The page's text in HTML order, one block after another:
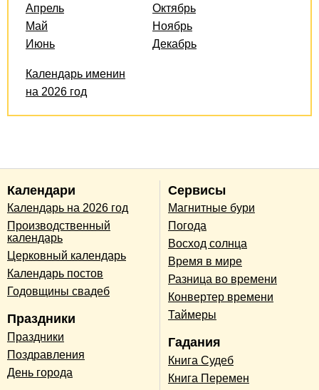
Апрель
Май
Июнь
Октябрь
Ноябрь
Декабрь
Календарь именин
на 2026 год
Календари
Календарь на 2026 год
Производственный
календарь
Церковный календарь
Календарь постов
Годовщины свадеб
Праздники
Праздники
Поздравления
День города
Сервисы
Магнитные бури
Погода
Восход солнца
Время в мире
Разница во времени
Конвертер времени
Таймеры
Гадания
Книга Судеб
Книга Перемен